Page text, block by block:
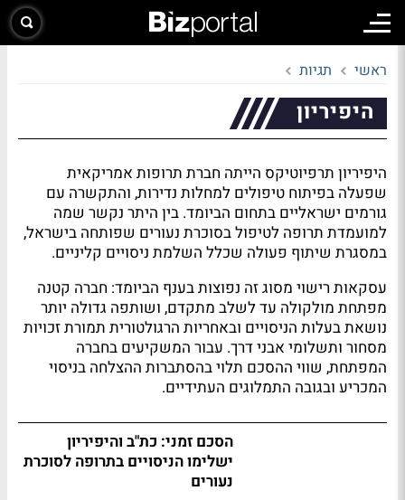
ראשי תגיות
היפיריון
היפיריון תרפיוטיקס הייתה חברת תרופות אמריקאית
שפעלה בפיתוח טיפולים למחלות נדירות, והתקשרה עם
גורמים ישראליים בתחום הביומד. בין היתר נקשר שמה
למועמדת תרופה לטיפול בסוכרת נעורים שפותחה בישראל,
במסגרת שיתוף פעולה שכלל השלמת ניסויים קליניים.
עסקאות רישוי מסוג זה נפוצות בענף הביומד: חברה קטנה
מפתחת מולקולה עד לשלב מתקדם, ושותפה גדולה יותר
נושאת בעלות הניסויים ובאחריות הרגולטורית תמורת זכויות
מסחור ותשלומי אבני דרך. עבור המשקיעים בחברה
המפתחת, שווי ההסכם תלוי בהסתברות ההצלחה בניסוי
המכריע ובגובה התמלוגים העתידיים.
הסכם זמני: כת"ב והיפיריון
ישלימו הניסויים בתרופה לסוכרת
נעורים